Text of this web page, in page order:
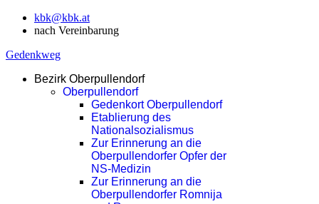
kbk@kbk.at
nach Vereinbarung
Gedenkweg
Bezirk Oberpullendorf
Oberpullendorf
Gedenkort Oberpullendorf
Etablierung des
Nationalsozialismus
Zur Erinnerung an die
Oberpullendorfer Opfer der
NS-Medizin
Zur Erinnerung an die
Oberpullendorfer Romnija